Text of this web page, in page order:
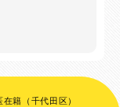
籍（千代田区）